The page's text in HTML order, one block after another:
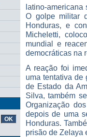
latino-
O golpe militar
Honduras, e
Micheletti,
mundial e
democráticas na
A reação foi
uma tentativa de
de Estado da
Silva, também
Organização
depois de uma
Honduras.
prisão de Zelaya